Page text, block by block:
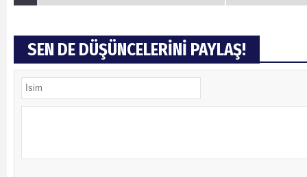
SEN DE DÜŞÜNCELERİNİ PAYLAŞ!